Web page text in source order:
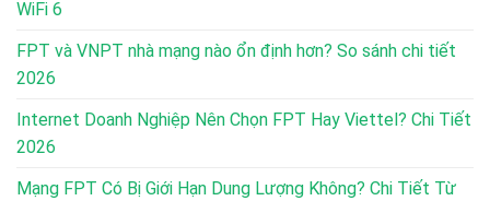
WiFi 6
FPT và VNPT nhà mạng nào ổn định hơn? So sánh chi tiết
2026
Internet Doanh Nghiệp Nên Chọn FPT Hay Viettel? Chi Tiết
2026
Mạng FPT Có Bị Giới Hạn Dung Lượng Không? Chi Tiết Từ